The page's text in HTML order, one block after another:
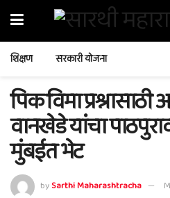
शिक्षण सरकारी योजना
पिक विमा
वानखेडे यांचा
मुंबईत भेट
bySarthi Maharashtracha